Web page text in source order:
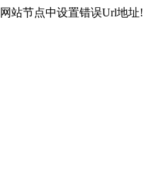
站节点中设置错误Url地址!